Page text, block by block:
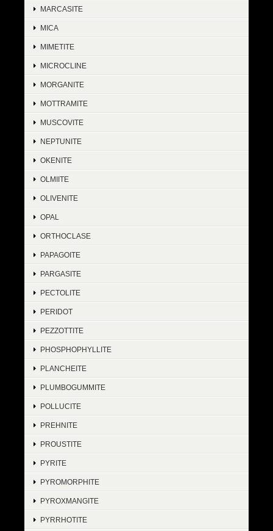
MARCASITE
MICA
MIMETITE
MICROCLINE
MORGANITE
MOTTRAMITE
MUSCOVITE
NEPTUNITE
OKENITE
OLMIITE
OLIVENITE
OPAL
ORTHOCLASE
PAPAGOITE
PARGASITE
PECTOLITE
PERIDOT
PEZZOTTITE
PHOSPHOPHYLLITE
PLANCHEITE
PLUMBOGUMMITE
POLLUCITE
PREHNITE
PROUSTITE
PYRITE
PYROMORPHITE
PYROXMANGITE
PYRRHOTITE